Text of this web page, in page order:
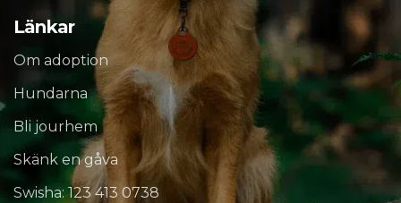
Länkar
Om adoption
Hundarna
Bli jourhem
Skänk en gåva
Swisha: 123 413 0738